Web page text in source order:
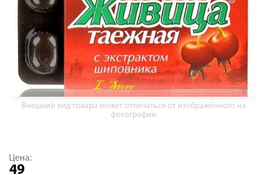
Внешний вид товара может отличаться от изображённого на
фотографии
Цена:
49